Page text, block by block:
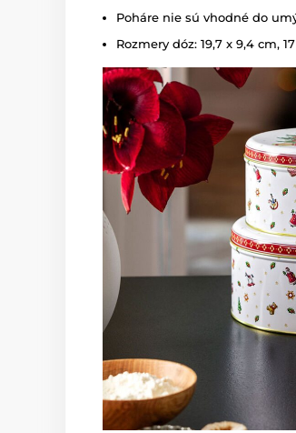
Poháre nie sú vhodné do
Rozmery dóz: 19,7 x 9,4 cm,